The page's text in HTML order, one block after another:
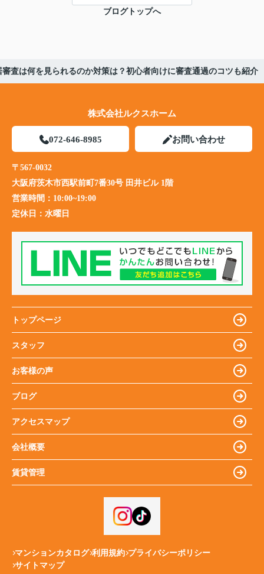
ブログトップへ
査は何を見られるのか対策は？初心者向けに審査通過のコツも紹介
株式会社ルクスホーム
072-646-8985 お問い合わせ
〒567-0032
大阪府茨木市西駅前町7番30号 田井ビル 1階
営業時間： 10:00~19:00
定休日： 水曜日
トップページ
スタッフ
お客様の声
ブログ
アクセスマップ
会社概要
賃貸管理
マンションカタログ 利用規約 プライバシーポリシー
サイトマップ